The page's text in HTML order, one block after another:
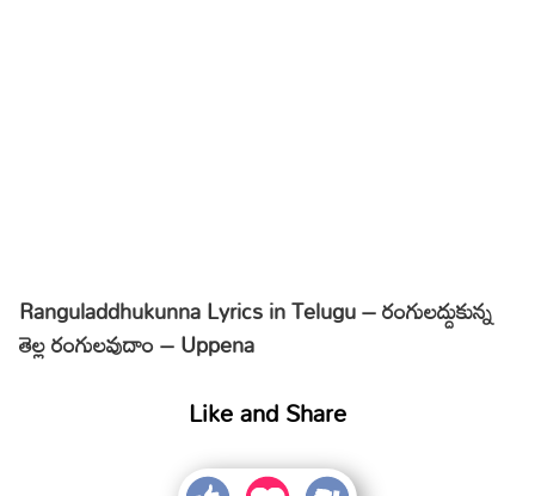
Ranguladdhukunna Lyrics in Telugu – రంగులద్దుకున్న
తెల్ల రంగులవుదాం – Uppena
Like and Share